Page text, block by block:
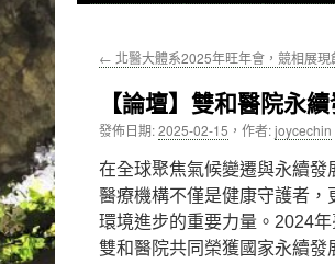
主
容
← 北醫大體系2025年旺年會，競相展現
【論壇】雙和醫院永
發佈日期:2025-02-15 ， 作者:joycechin
在全球聚焦氣候變遷與永續發
醫療機構不僅是健康守護者，
環境進步的重要力量。2024
雙和醫院共同榮獲國家永續發